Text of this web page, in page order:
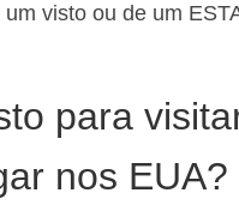
visto ou de um
para
nos EUA?